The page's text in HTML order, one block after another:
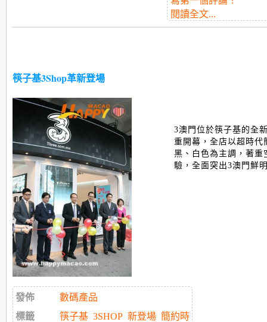
閱讀全文...
筷子基3Shop革新登場
3澳門位於筷子基的全
重開幕，全店以超時代
黑、白色為主調，著重
驗，全面突出3澳門鮮
發佈
數碼產品
標籤
筷子基 3SHOP 新登場 簡約時